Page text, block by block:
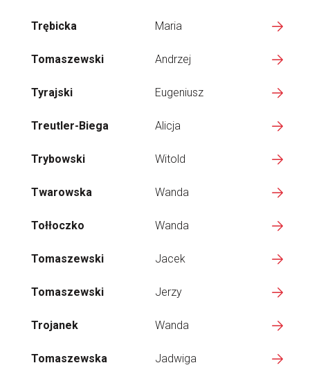
Trębicka Maria
Tomaszewski Andrzej
Tyrajski Eugeniusz
Treutler-Biega Alicja
Trybowski Witold
Twarowska Wanda
Tołłoczko Wanda
Tomaszewski Jacek
Tomaszewski Jerzy
Trojanek Wanda
Tomaszewska Jadwiga